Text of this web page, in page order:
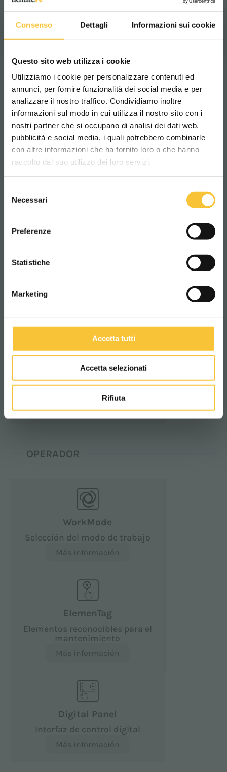
Consenso Dettagli Informazioni sui cookie
Questo sito web utilizza i cookie
Utilizziamo i cookie per personalizzare contenuti ed
annunci, per fornire funzionalità dei social media e per
analizzare il nostro traffico. Condividiamo inoltre
informazioni sul modo in cui utilizza il nostro sito con i
nostri partner che si occupano di analisi dei dati web,
pubblicità e social media, i quali potrebbero combinarle
con altre informazioni che ha fornito loro o che hanno
raccolto dal suo utilizzo dei loro servizi.
delNecessari
Preferenze
Statistiche
Marketing
Accetta tutti
Accetta selezionati
Rifiuta
Tecnologías
MEDIO AMBIENTE
Selección del modo ecomode
Más información
SilentMode
Más información
OPERADOR
WorkMode
Selección del modo de trabajo
Más información
ElemenTag
Elementos reconocibles para el
mantenimiento
Más información
Digital Panel
Interfaz de control digital
Más información
Scegli il paese in cui ti trovi e la tua
lingua per una migliore esperienza di
navigazione